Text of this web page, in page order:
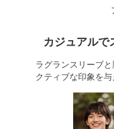
カジュアルで
ラグランスリーブ
クティブな印象を与